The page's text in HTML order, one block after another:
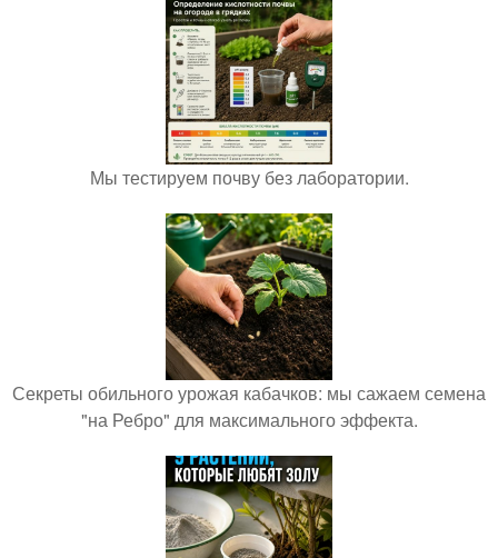
Мы тестируем почву без лаборатории.
Секреты обильного урожая кабачков: мы сажаем семена
"на Ребро" для максимального эффекта.